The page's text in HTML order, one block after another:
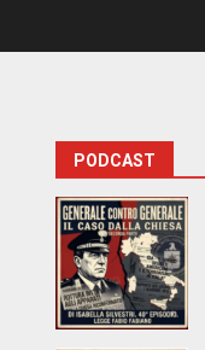
PODCAST